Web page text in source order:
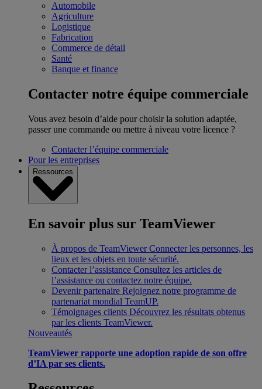
Automobile
Agriculture
Logistique
Fabrication
Commerce de détail
Santé
Banque et finance
Contacter notre équipe commerciale
Vous avez besoin d’aide pour choisir la solution adaptée,
passer une commande ou mettre à niveau votre licence ?
Contacter l’équipe commerciale
Pour les entreprises
Ressources
En savoir plus sur TeamViewer
À propos de TeamViewer Connecter les personnes, les
lieux et les objets en toute sécurité.
Contacter l’assistance Consultez les articles de
l’assistance ou contactez notre équipe.
Devenir partenaire Rejoignez notre programme de
partenariat mondial TeamUP.
Témoignages clients Découvrez les résultats obtenus
par les clients TeamViewer.
Nouveautés
TeamViewer rapporte une adoption rapide de son offre
d’IA par ses clients.